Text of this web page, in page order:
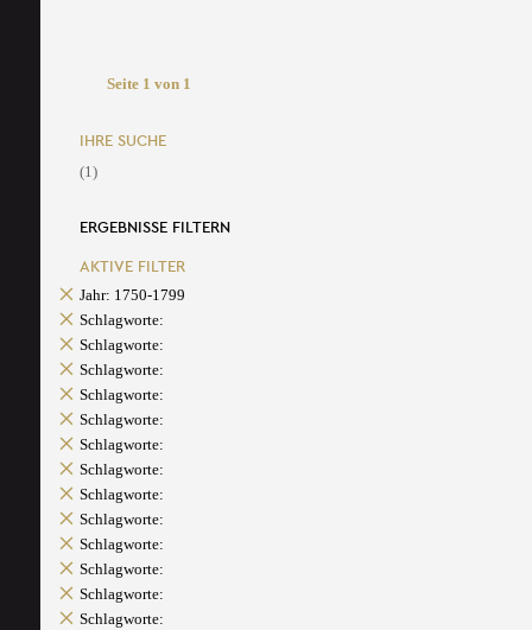
Seite 1 von 1
IHRE SUCHE
(1)
ERGEBNISSE FILTERN
AKTIVE FILTER
Jahr: 1750-1799
Schlagworte:
Schlagworte:
Schlagworte:
Schlagworte:
Schlagworte:
Schlagworte:
Schlagworte:
Schlagworte:
Schlagworte:
Schlagworte:
Schlagworte:
Schlagworte:
Schlagworte: